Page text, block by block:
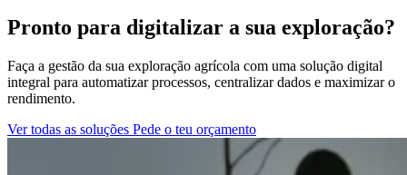
Pronto para digitalizar a sua exploração?
Faça a gestão da sua exploração agrícola com uma solução digital
integral para automatizar processos, centralizar dados e maximizar o
rendimento.
Ver todas as soluções Pede o teu orçamento